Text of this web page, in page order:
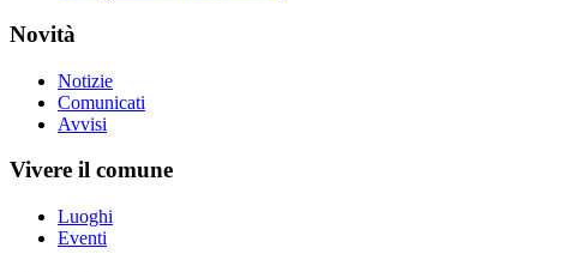
Novità
Notizie
Comunicati
Avvisi
Vivere il comune
Luoghi
Eventi